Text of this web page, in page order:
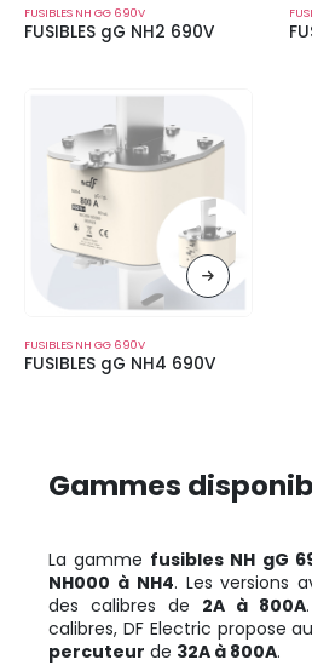
FUSIBLES NH GG 690V
FUSIBLES gG NH2 690V
FUSIBLES NH GG 690V
FUSIBLES gG NH4 690V
Gammes
La gamme fusibles NH gG
NH000 à NH4. Les versions
des calibres de 2A à 800A
calibres, DF Electric propose
percuteur de 32A à 800A.